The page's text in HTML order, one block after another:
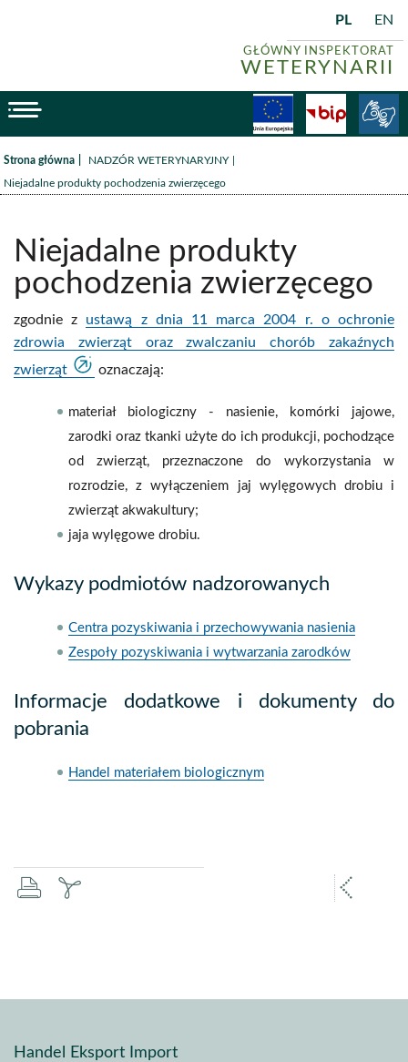
GŁÓWNY INSPEKTORAT
WETERYNARII
PL EN
BiP
Strona główna /NADZÓR WETERYNARYJNY
Niejadalne produkty pochodzenia zwierzęcego
Niejadalne produkty
pochodzenia zwierzęcego
zgodnie z ustawą z dnia 11 marca 2004 r. o ochronie
zdrowia zwierząt oraz zwalczaniu chorób zakaźnych
zwierząt
oznaczają:
materiał biologiczny - nasienie, komórki jajowe,
zarodki oraz tkanki użyte do ich produkcji, pochodzące
od zwierząt, przeznaczone do wykorzystania w
rozrodzie, z wyłączeniem jaj wylęgowych drobiu i
zwierząt akwakultury;
jaja wylęgowe drobiu.
Wykazy podmiotów nadzorowanych
Centra pozyskiwania i przechowywania nasienia
Zespoły pozyskiwania i wytwarzania zarodków
Informacje dodatkowe i dokumenty do
pobrania
Handel materiałem biologicznym
drukujzapisz
Handel Eksport Import